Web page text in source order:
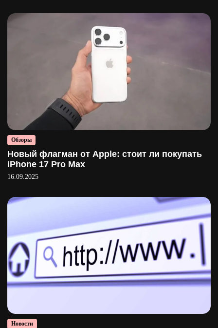
Обзоры
Новый флагман от Apple: стоит ли покупать
iPhone 17 Pro Max
16.09.2025
Новости